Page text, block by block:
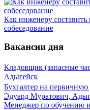
Как инженеру
собеседование
Вакансии дня
Кладовщик (запасные
Адыгейск
Бухгалтер на
Эдуард Муратович,
Менеджер по обучению